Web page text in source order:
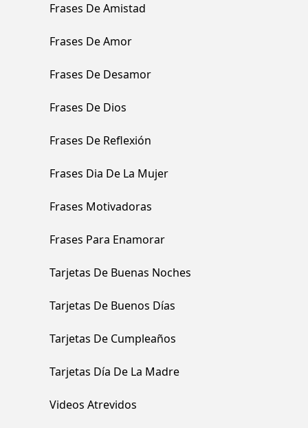
Frases De Amistad
Frases De Amor
Frases De Desamor
Frases De Dios
Frases De Reflexión
Frases Dia De La Mujer
Frases Motivadoras
Frases Para Enamorar
Tarjetas De Buenas Noches
Tarjetas De Buenos Días
Tarjetas De Cumpleaños
Tarjetas Día De La Madre
Videos Atrevidos